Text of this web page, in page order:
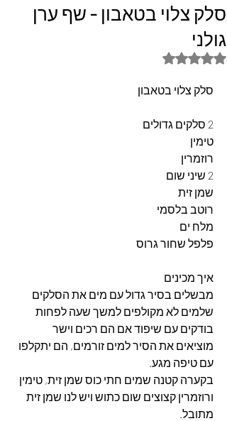
סלק צלוי בטאבון - שף ערן
גולני
דירוג של NaN מתוך 5 כוכבים
סלק צלוי בטאבון
2 סלקים גדולים
טימין
רוזמרין
2 שיני שום
שמן זית
רוטב בלסמי
מלח ים
פלפל שחור גרוס
איך מכינים
מבשלים בסיר גדול עם מים את הסלקים
שלמים לא מקולפים למשך שעה לפחות
בודקים עם שיפוד אם הם רכים וישר
מוציאים את הסיר למים זורמים, הם יתקלפו
עם טיפה מגע.
בקערה קטנה שמים חתי כוס שמן זית, טימין
ורוזמרין קצוצים שום כתוש ויש לנו שמן זית
מתובל.